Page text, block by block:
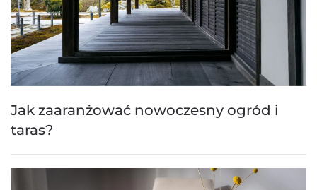
Jak zaaranżować nowoczesny ogród i
taras?